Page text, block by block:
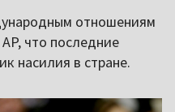
отношениям
что последние
насилия в стране.